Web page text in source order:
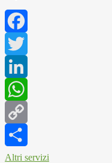
Facebook
Twitter
LinkedIn
WhatsApp
Copy
Link
Altri servizi